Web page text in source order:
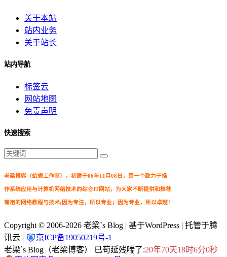
关于本站
站内业务
关于站长
站内导航
标签云
网站地图
免责声明
快速搜索
老梁博客（蛤蟆工作室），初建于06年11月08日，是一个致力于操
作系统应用与计算机网络技术的综合IT网站，为大家不断提供和推荐
有用的网络教程与技术;因为专注，所以专业；因为专业，所以卓越！
Copyright © 2006-2026 老梁`s Blog | 基于WordPress | 托管于腾
讯云 |
京ICP备19050219号-1
老梁`s Blog（老梁博客） 已苟延残喘了:20年70天18时6分0秒